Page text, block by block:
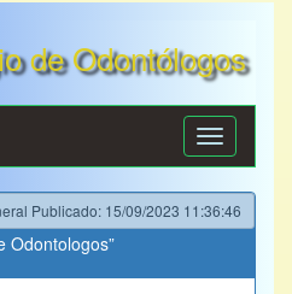
de Odontólogos
Toggle
navigation
Publicado: 15/09/2023 11:36:46
Odontologos”